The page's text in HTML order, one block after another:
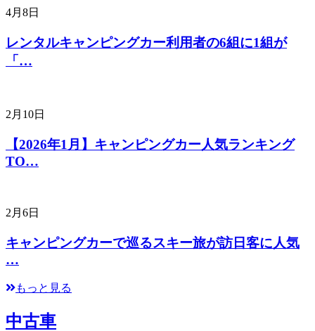
4月8日
レンタルキャンピングカー利用者の6組に1組が
「…
2月10日
【2026年1月】キャンピングカー人気ランキング
TO…
2月6日
キャンピングカーで巡るスキー旅が訪日客に人気
…
もっと見る
中古車